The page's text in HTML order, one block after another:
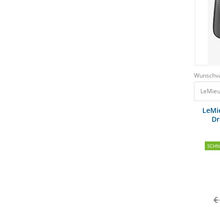
€